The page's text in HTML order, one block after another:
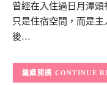
曾經在入住過日月潭
只是住宿空間，而是
後…
CONTINUE